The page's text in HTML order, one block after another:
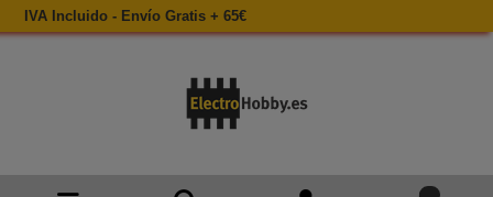
IVA Incluido - Envío Gratis + 65€